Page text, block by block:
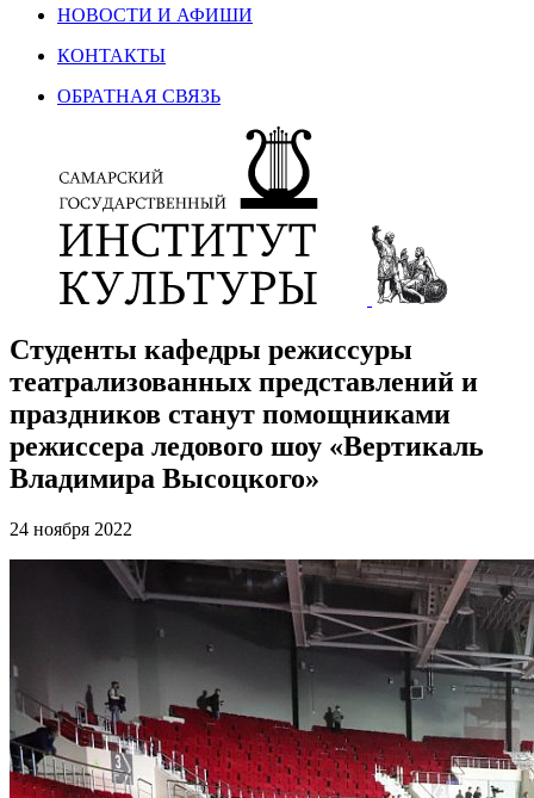
НОВОСТИ И АФИШИ
КОНТАКТЫ
ОБРАТНАЯ СВЯЗЬ
Студенты кафедры режиссуры
театрализованных представлений и
праздников станут помощниками
режиссера ледового шоу «Вертикаль
Владимира Высоцкого»
24 ноября 2022